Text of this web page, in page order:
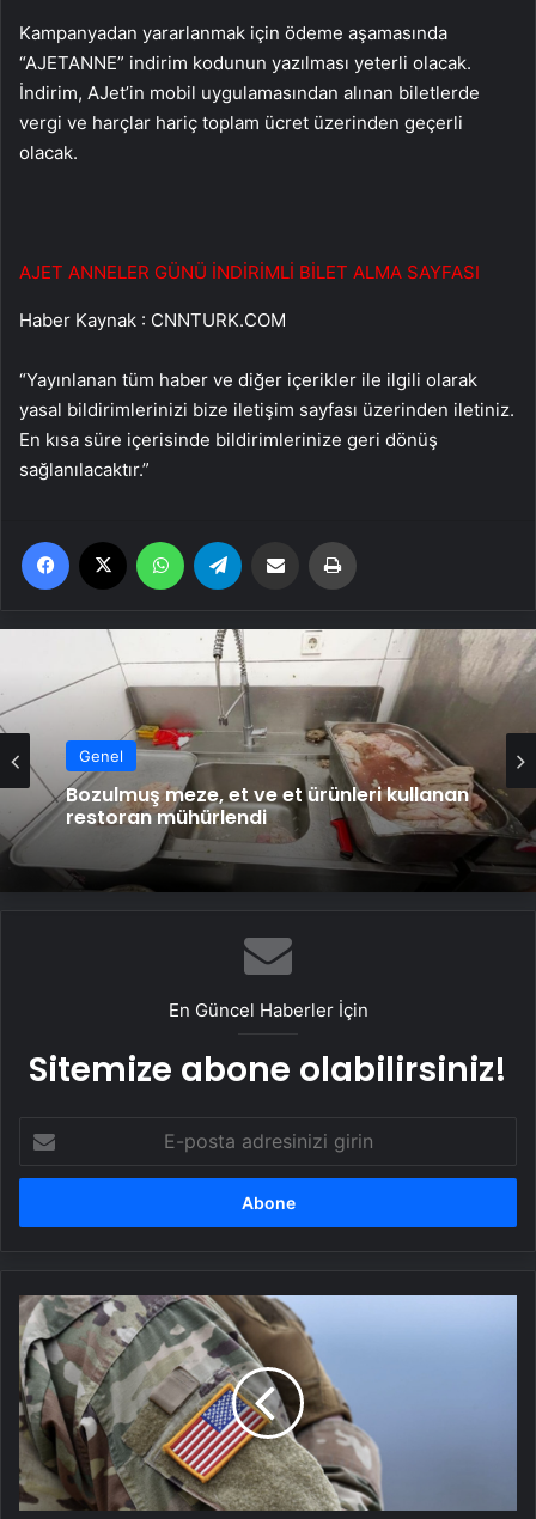
Kampanyadan yararlanmak için ödeme aşamasında
“AJETANNE” indirim kodunun yazılması yeterli olacak.
İndirim, AJet’in mobil uygulamasından alınan biletlerde
vergi ve harçlar hariç toplam ücret üzerinden geçerli
olacak.
AJET ANNELER GÜNÜ İNDİRİMLİ BİLET ALMA SAYFASI
Haber Kaynak : CNNTURK.COM
“Yayınlanan tüm haber ve diğer içerikler ile ilgili olarak
yasal bildirimlerinizi bize iletişim sayfası üzerinden iletiniz.
En kısa süre içerisinde bildirimlerinize geri dönüş
sağlanılacaktır.”
Facebook WhatsApp Email'den paylaş
Genel
Bozulmuş meze, et ve et ürünleri kullanan
restoran mühürlendi
En Güncel Haberler İçin
Sitemize abone olabilirsiniz!
posta
adresinizi
Pentagon'a
çağrı:
Transseksüel
askerleri
ordudan
ihraç
edin